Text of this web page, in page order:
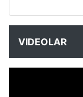
VIDEOLAR